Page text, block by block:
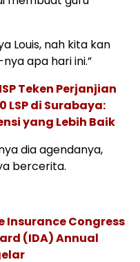
Louis, nah kita kan
apa hari ini.”
Teken Perjanjian
LSP di Surabaya:
yang Lebih Baik
dia agendanya,
bercerita.
Insurance Congress
(IDA) Annual